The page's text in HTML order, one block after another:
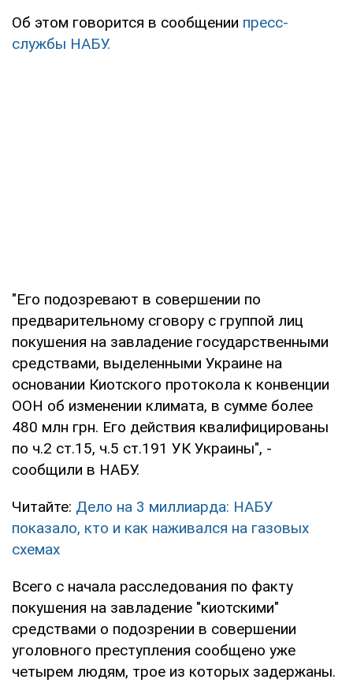
Об этом говорится в сообщении пресс-
службы НАБУ.
"Его подозревают в совершении по
предварительному сговору с группой лиц
покушения на завладение государственными
средствами, выделенными Украине на
основании Киотского протокола к конвенции
ООН об изменении климата, в сумме более
480 млн грн. Его действия квалифицированы
по ч.2 ст.15, ч.5 ст.191 УК Украины", -
сообщили в НАБУ.
Читайте: Дело на 3 миллиарда: НАБУ
показало, кто и как наживался на газовых
схемах
Всего с начала расследования по факту
покушения на завладение "киотскими"
средствами о подозрении в совершении
уголовного преступления сообщено уже
четырем людям, трое из которых задержаны.